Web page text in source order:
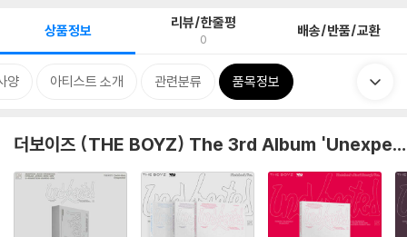
상품정보 리뷰/한줄평
0 배송/반품/교환
양 아티스트 소개 관련분류 품목정보
더보이즈 (THE BOYZ) The 3rd Album 'Unexpected'